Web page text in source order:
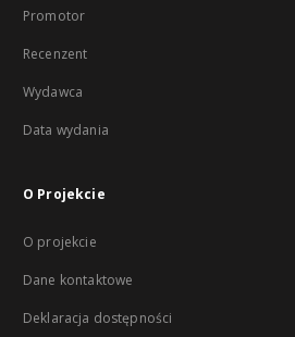
Promotor
Recenzent
Wydawca
Data wydania
O Projekcie
O projekcie
Dane kontaktowe
Deklaracja dostępności